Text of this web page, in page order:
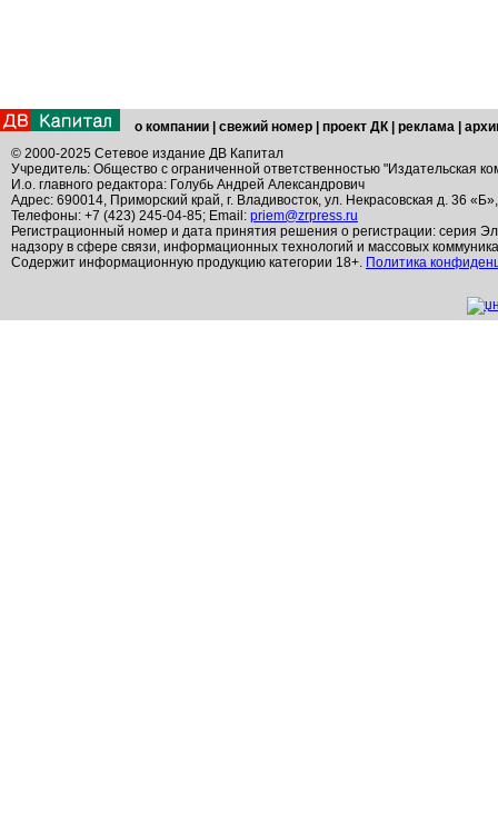
о компании свежий номер проект ДК реклама
© 2000-2025 Сетевое издание ДВ Капитал
Учредитель: Общество с ограниченной ответственностью "Издательская
И.о. главного редактора: Голубь Андрей Александрович
Адрес: 690014, Приморский край, г. Владивосток, ул. Некрасовская д. 36
Телефоны: +7 (423) 245-04-85; Email: priem@zrpress.ru
Регистрационный номер и дата принятия решения о регистрации: серия
надзору в сфере связи, информационных технологий и массовых
Содержит информационную продукцию категории 18+. Политика